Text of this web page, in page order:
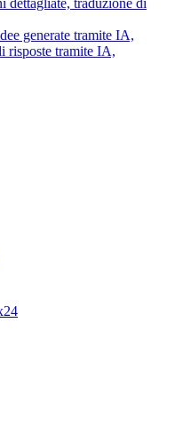
dettagliate, traduzione di
generate tramite IA,
risposte tramite IA,